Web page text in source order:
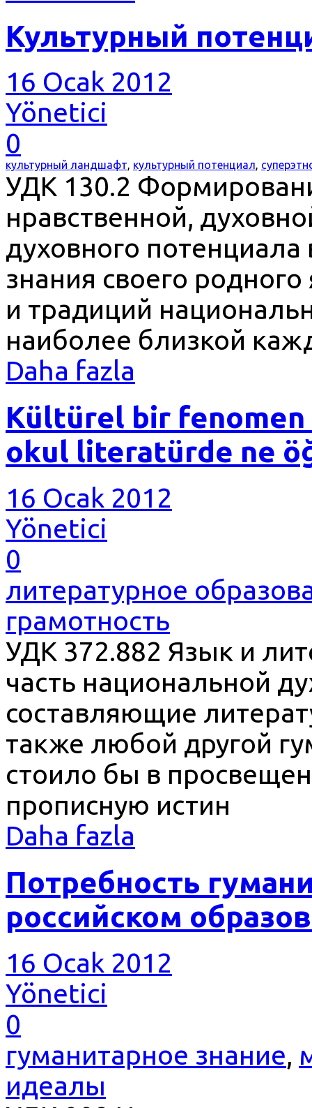
Культурный
16 Ocak 2012
Yönetici
0
культурный ландшафт, культурный потенциал,
УДК 130.2
нравственной,
духовного
знания своего
и традиций
наиболее близкой
Daha fazla
Kültürel bir
okul literatürde ne
16 Ocak 2012
Yönetici
0
литературное
грамотность
УДК 372.882 Язык и
часть национальной
составляющие
также любой другой
стоило бы в
прописную истин
Daha fazla
Потребность
российском
16 Ocak 2012
Yönetici
0
гуманитарное знание,
идеалы